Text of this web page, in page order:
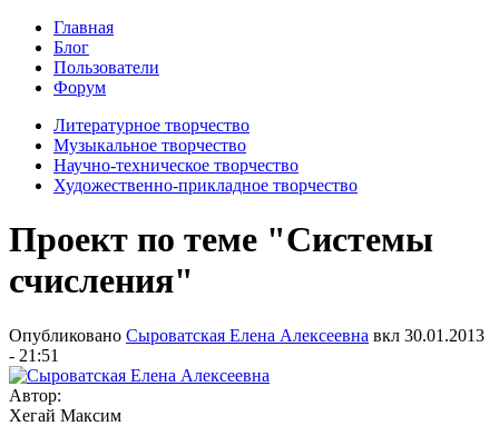
Главная
Блог
Пользователи
Форум
Литературное творчество
Музыкальное творчество
Научно-техническое творчество
Художественно-прикладное творчество
Проект по теме "Системы
счисления"
Опубликовано Сыроватская Елена Алексеевна вкл 30.01.2013
- 21:51
Автор:
Хегай Максим